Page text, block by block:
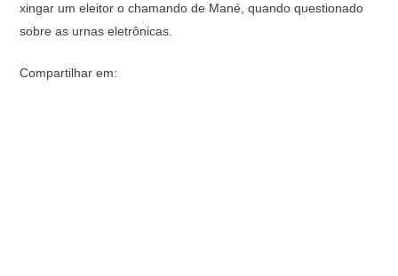
xingar um eleitor o chamando de Mané, quando questionado
sobre as urnas eletrônicas.
Compartilhar em: